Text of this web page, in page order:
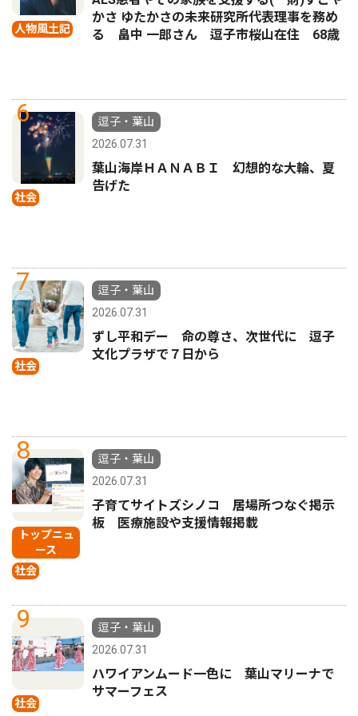
人物風土記
かさ ゆたかさの未来研究所代表理事を務め
る 畠中 一郎さん 逗子市桜山在住 68歳
6
社会
逗子・葉山
2026.07.31
葉山海岸ＨＡＮＡＢＩ 幻想的な大輪、夏
告げた
7
社会
逗子・葉山
2026.07.31
ずし平和デー 命の尊さ、次世代に 逗子
文化プラザで７日から
8
トップニュ
ース
社会
逗子・葉山
2026.07.31
子育てサイトズシノコ 居場所つなぐ掲示
板 医療施設や支援情報掲載
9
社会
逗子・葉山
2026.07.31
ハワイアンムード一色に 葉山マリーナで
サマーフェス